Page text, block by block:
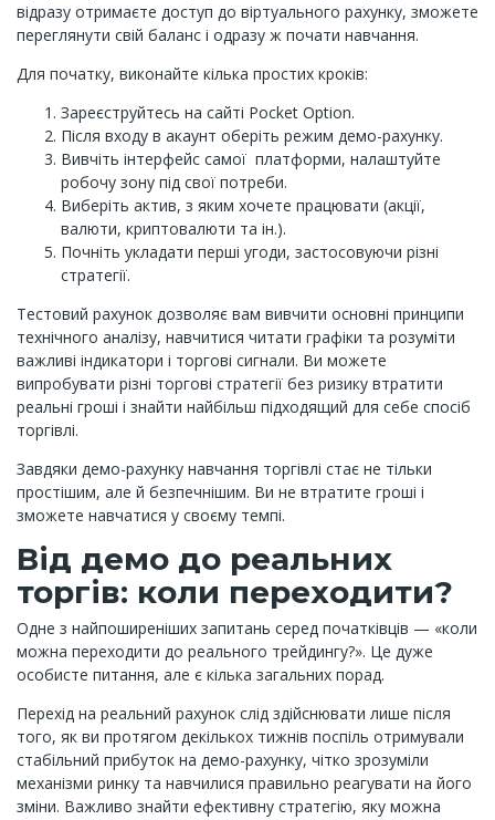
відразу отримаєте доступ до віртуального рахунку, зможете
переглянути свій баланс і одразу ж почати навчання.
Для початку, виконайте кілька простих кроків:
Зареєструйтесь на сайті Pocket Option.
Після входу в акаунт оберіть режим демо-рахунку.
Вивчіть інтерфейс самої платформи, налаштуйте
робочу зону під свої потреби.
Виберіть актив, з яким хочете працювати (акції,
валюти, криптовалюти та ін.).
Почніть укладати перші угоди, застосовуючи різні
стратегії.
Тестовий рахунок дозволяє вам вивчити основні принципи
технічного аналізу, навчитися читати графіки та розуміти
важливі індикатори і торгові сигнали. Ви можете
випробувати різні торгові стратегії без ризику втратити
реальні гроші і знайти найбільш підходящий для себе спосіб
торгівлі.
Завдяки демо-рахунку навчання торгівлі стає не тільки
простішим, але й безпечнішим. Ви не втратите гроші і
зможете навчатися у своєму темпі.
Від демо до реальних
торгів: коли переходити?
Одне з найпоширеніших запитань серед початківців — «коли
можна переходити до реального трейдингу?». Це дуже
особисте питання, але є кілька загальних порад.
Перехід на реальний рахунок слід здійснювати лише після
того, як ви протягом декількох тижнів поспіль отримували
стабільний прибуток на демо-рахунку, чітко зрозуміли
механізми ринку та навчилися правильно реагувати на його
зміни. Важливо знайти ефективну стратегію, яку можна